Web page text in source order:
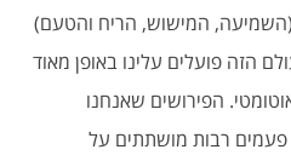
(השמיעה, המישוש, הריח והטעם)
הזה פועלים עלינו באופן מאוד
הפירושים שאנחנו
פעמים רבות מושתתים על